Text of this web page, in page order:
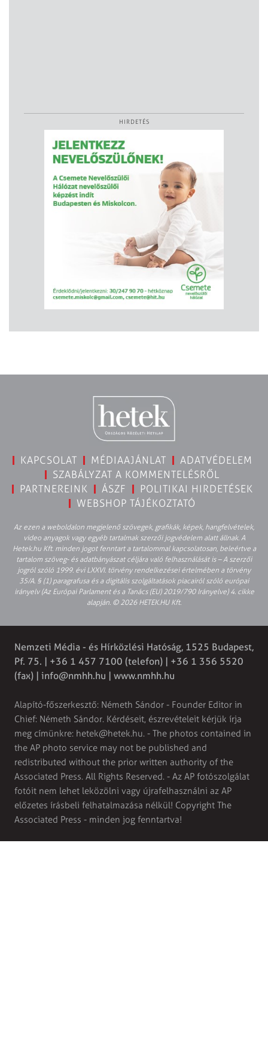
HIRDETÉS
KAPCSOLAT MÉDIAAJÁNLAT
ADATVÉDELEM
SZABÁLYZAT A KOMMENTELÉSRŐL
PARTNEREINK
ÁSZF
POLITIKAI HIRDETÉSEK
WEBSHOP TÁJÉKOZTATÓ
Az ezen a weboldalon megjelenő szövegek, grafikák, képek, hangfelvételek,
video anyagok vagy egyéb tartalmak szerzői jogvédelem alatt állnak. A
Hetek.hu Kft. minden jogot fenntart a tartalommal kapcsolatosan, beleértve a
tartalom szöveg- és adatbányászat céljára való felhasználását is – A szerzői
jogról szóló 1999. évi LXXVI. törvény rendelkezései értelmében a törvény
35/A. § (1) paragrafusa és a digitális szolgáltatások piacairól szóló európai
irányelv (Az Európai Parlament és a Tanács (EU) 2019/790 Irányelve) 4. cikke
alapján. © 2026 HETEK.HU Kft.
Nemzeti Média - és Hírközlési Hatóság, 1525 Budapest,
Pf. 75. | +36 1 457 7100 (telefon) | +36 1 356 5520
(fax) | info@nmhh.hu | www.nmhh.hu
Alapító-főszerkesztő: Németh Sándor - Founder Editor in
Chief: Németh Sándor. Kérdéseit, észrevételeit kérjük írja
meg címünkre: hetek@hetek.hu. - The photos contained in
the AP photo service may not be published and
redistributed without the prior written authority of the
Associated Press. All Rights Reserved. - Az AP fotószolgálat
fotóit nem lehet leközölni vagy újrafelhasználni az AP
előzetes írásbeli felhatalmazása nélkül! Copyright The
Associated Press - minden jog fenntartva!